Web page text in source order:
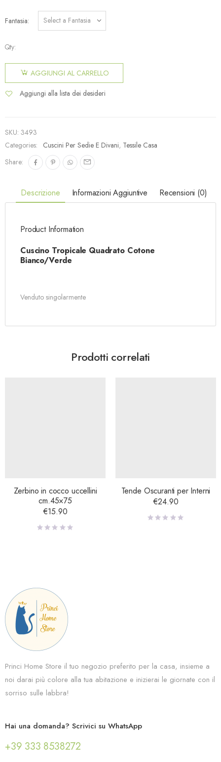
Fantasia
Qty:
AGGIUNGI AL CARRELLO
Aggiungi alla lista dei desideri
SKU: 3493
Categories:
Cuscini Per Sedie E Divani, Tessile Casa
Share:
Descrizione Informazioni Aggiuntive Recensioni (0)
Product Information
Cuscino Tropicale Quadrato Cotone
Bianco/Verde
Venduto singolarmente
Prodotti correlati
Zerbino in cocco uccellini
cm.45×75
€15.90
Tende Oscuranti per Interni
€24.90
Princi Home Store il tuo negozio preferito per la casa, insieme a
noi darai più colore alla tua abitazione e inizierai le giornate con il
sorriso sulle labbra!
Hai una domanda? Scrivici su WhatsApp
+39 333 8538272